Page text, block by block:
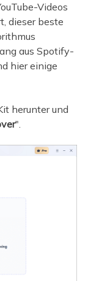
Videos
dieser beste
aus Spotify-
hier einige
herunter und
".